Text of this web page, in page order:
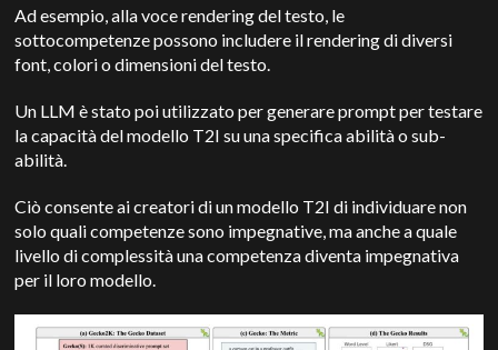
Ad esempio, alla voce rendering del testo, le
sottocompetenze possono includere il rendering di diversi
font, colori o dimensioni del testo.
Un LLM è stato poi utilizzato per generare prompt per testare
la capacità del modello T2I su una specifica abilità o sub-
abilità.
Ciò consente ai creatori di un modello T2I di individuare non
solo quali competenze sono impegnative, ma anche a quale
livello di complessità una competenza diventa impegnativa
per il loro modello.